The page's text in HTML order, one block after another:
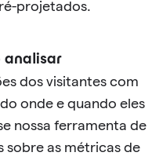
projetados.
analisar
dos visitantes com
onde e quando eles
nossa ferramenta de
sobre as métricas de